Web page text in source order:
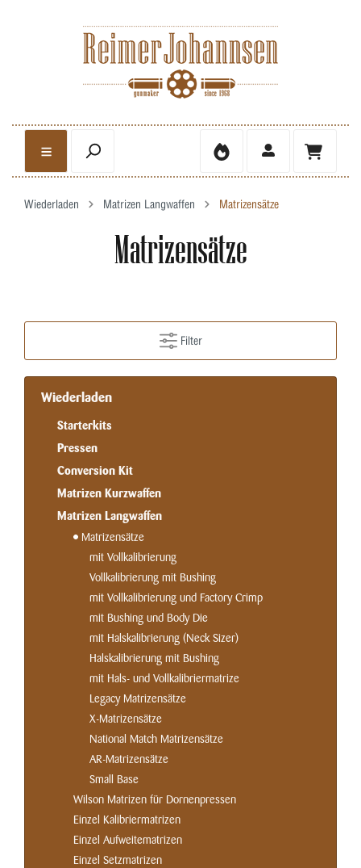
Wiederladen Matrizen Langwaffen Matrizensätze
Matrizensätze
Filter
Wiederladen
Starterkits
Pressen
Conversion Kit
Matrizen Kurzwaffen
Matrizen Langwaffen
Matrizensätze
mit Vollkalibrierung
Vollkalibrierung mit Bushing
mit Vollkalibrierung und Factory Crimp
mit Bushing und Body Die
mit Halskalibrierung (Neck Sizer)
Halskalibrierung mit Bushing
mit Hals- und Vollkalibriermatrize
Legacy Matrizensätze
X-Matrizensätze
National Match Matrizensätze
AR-Matrizensätze
Small Base
Wilson Matrizen für Dornenpressen
Einzel Kalibriermatrizen
Einzel Aufweitematrizen
Einzel Setzmatrizen